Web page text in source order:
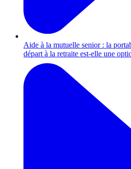
Aide à la mutuelle senior : la
départ à la retraite est-elle une